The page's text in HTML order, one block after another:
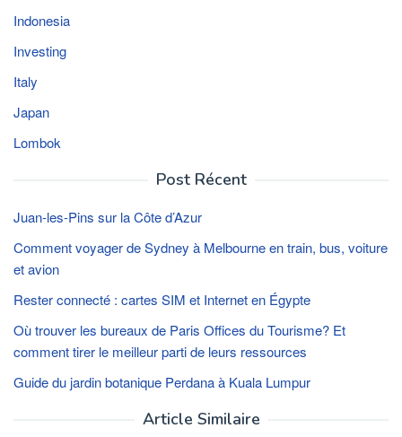
Indonesia
Investing
Italy
Japan
Lombok
Post Récent
Juan-les-Pins sur la Côte d’Azur
Comment voyager de Sydney à Melbourne en train, bus, voiture
et avion
Rester connecté : cartes SIM et Internet en Égypte
Où trouver les bureaux de Paris Offices du Tourisme? Et
comment tirer le meilleur parti de leurs ressources
Guide du jardin botanique Perdana à Kuala Lumpur
Article Similaire